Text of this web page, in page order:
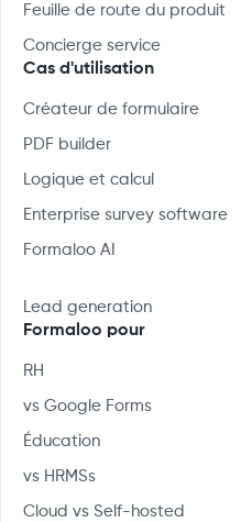
Feuille de route du produit
Concierge service
Cas d'utilisation
Créateur de formulaire
PDF builder
Logique et calcul
Enterprise survey software
Formaloo AI
Lead generation
Formaloo pour
RH
vs Google Forms
Éducation
vs HRMSs
Cloud vs Self-hosted